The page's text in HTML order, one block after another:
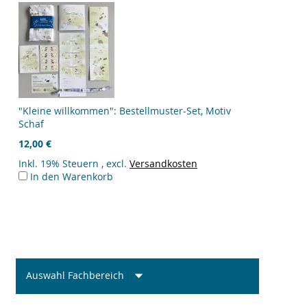
"Kleine willkommen": Bestellmuster-Set, Motiv
Schaf
12,00 €
Inkl. 19% Steuern , excl. Versandkosten
In den Warenkorb
Auswahl Fachbereich